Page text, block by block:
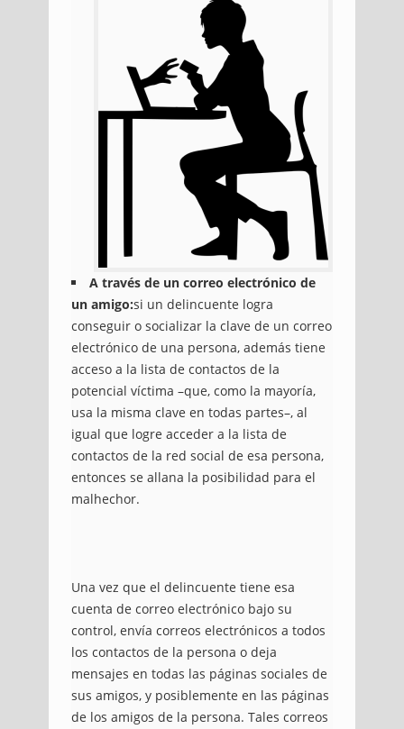
A través de un correo electrónico de
un amigo:si un delincuente logra
conseguir o socializar la clave de un correo
electrónico de una persona, además tiene
acceso a la lista de contactos de la
potencial víctima –que, como la mayoría,
usa la misma clave en todas partes–, al
igual que logre acceder a la lista de
contactos de la red social de esa persona,
entonces se allana la posibilidad para el
malhechor.
Una vez que el delincuente tiene esa
cuenta de correo electrónico bajo su
control, envía correos electrónicos a todos
los contactos de la persona o deja
mensajes en todas las páginas sociales de
sus amigos, y posiblemente en las páginas
de los amigos de la persona. Tales correos